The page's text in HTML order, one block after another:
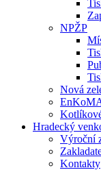
NPŽP
Nová
Hradecký
Výroční
Kontakty